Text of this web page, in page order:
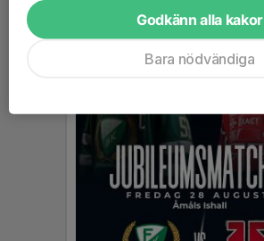
Godkänn alla kakor
Bara nödvändiga